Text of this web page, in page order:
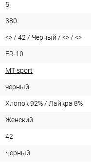
5
380
<> / 42 / Черный / <> / <>
FR-10
MT sport
черный
Хлопок 92% / Лайкра 8%
Женский
42
Черный